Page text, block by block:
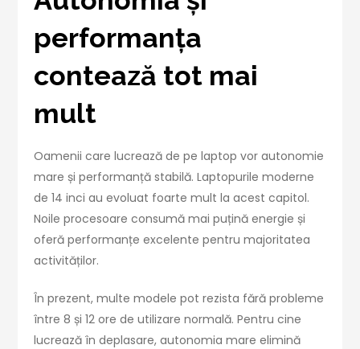
performanța
contează tot mai
mult
Oamenii care lucrează de pe laptop vor autonomie
mare și performanță stabilă. Laptopurile moderne
de 14 inci au evoluat foarte mult la acest capitol.
Noile procesoare consumă mai puțină energie și
oferă performanțe excelente pentru majoritatea
activităților.
În prezent, multe modele pot rezista fără probleme
între 8 și 12 ore de utilizare normală. Pentru cine
lucrează în deplasare, autonomia mare elimină